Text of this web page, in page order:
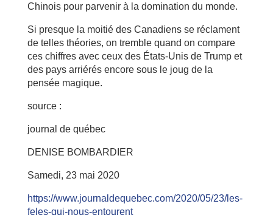
Chinois pour parvenir à la domination du monde.
Si presque la moitié des Canadiens se réclament
de telles théories, on tremble quand on compare
ces chiffres avec ceux des États-Unis de Trump et
des pays arriérés encore sous le joug de la
pensée magique.
source :
journal de québec
DENISE BOMBARDIER
Samedi, 23 mai 2020
https://www.journaldequebec.com/2020/05/23/les-
feles-qui-nous-entourent